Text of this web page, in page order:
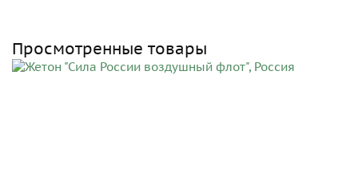
Просмотренные товары